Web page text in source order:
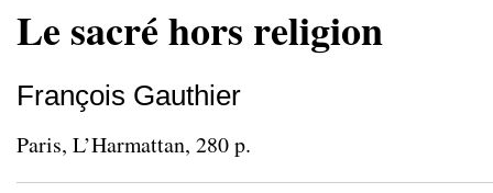
Le sacré hors religion
François Gauthier
Paris, L’Harmattan, 280 p.